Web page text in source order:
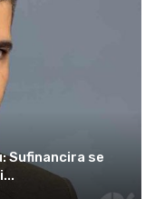
Sufinancira se